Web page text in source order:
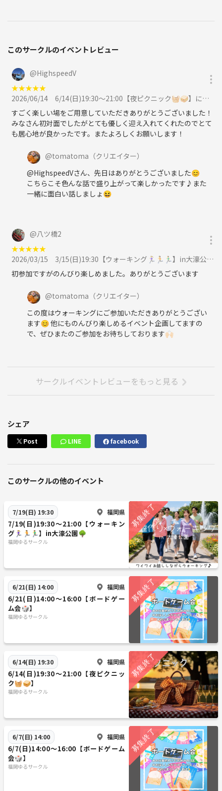
このサークルのイベントレビュー
@HighspeedV
★★★★★
2026/06/14
6/14(日)19:30〜21:00【夜ピクニック🧺🥪】に参加
すごく楽しい場をご用意していただきありがとうございました！
みなさん初対面でしたがとても優しく迎え入れてくれたのでとて
も居心地が良かったです。またよろしくお願いします！
@tomatoma （クリエイター）
@HighspeedVさん、先日はありがとうございました😊
こちらこそ色んな話で盛り上がって楽しかったです♪また
一緒に面白い話しましょ😆
@八ツ橋2
★★★★★
2026/03/15
3/15(日)19:30【ウォーキング🏃🏼‍♀️🏃🏃‍♂️】in大濠公園🌳に参加
初参加ですがのんびり楽しめました。ありがとうございます
@tomatoma （クリエイター）
この度はウォーキングにご参加いただきありがとうござい
ます😊 他にものんびり楽しめるイベント企画してますの
で、ぜひまたのご参加をお待ちしております🙌🏻
サークルイベントレビューをもっと見る
シェア
Post LINE facebook
このサークルの他のイベント
7/19(日) 19:30 福岡県
7/19(日)19:30〜21:00【ウォーキン
グ🏃🏼‍♀️🏃🏃‍♂️】in大濠公園🌳
福岡ゆるサークル
6/21(日) 14:00 福岡県
6/21(日)14:00〜16:00【ボードゲー
ム会🎲】
福岡ゆるサークル
6/14(日) 19:30 福岡県
6/14(日)19:30〜21:00【夜ピクニッ
ク🧺🥪】
福岡ゆるサークル
6/7(日) 14:00 福岡県
6/7(日)14:00〜16:00【ボードゲーム
会🎲】
福岡ゆるサークル